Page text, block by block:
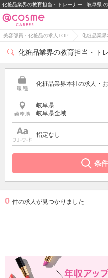
化粧品業界の教育担当・トレーナー - 岐阜県 の
美容部員・化粧品の求人TOP 化粧品業
化粧品業界の教育担当・ト
化粧品業界本社の求人・
岐阜県
岐阜県全域
指定なし
条
0 件の求人が見つかりました